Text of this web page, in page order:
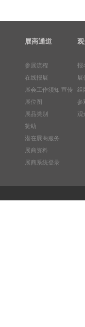
展商通道
参展流程
在线报展
展会工作须知 宣传
展位图
展品类别
赞助
潜在展商服务
展商资料
展商系统登录
报
展
组
参
观